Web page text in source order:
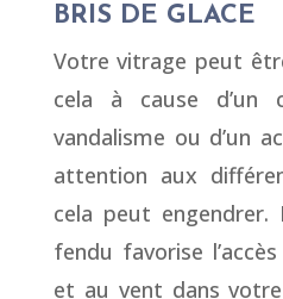
BRIS DE GLACE
Votre vitrage peut
cela à cause d’un
vandalisme ou d’un
attention aux
cela peut
fendu favorise
et au vent dans